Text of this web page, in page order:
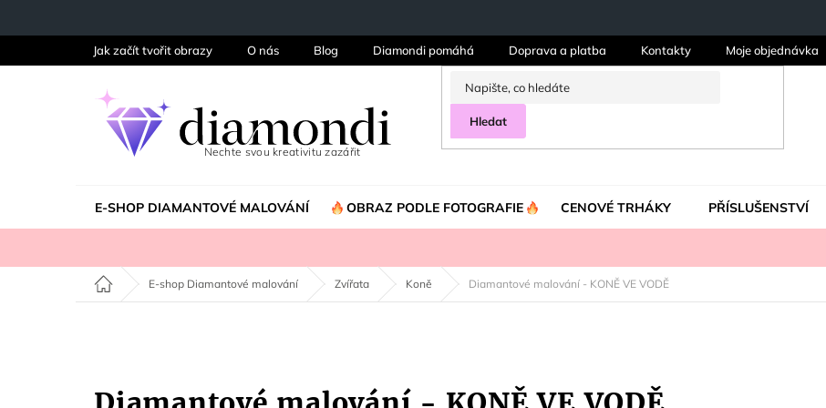
Jak začít tvořit obrazy O nás Blog Diamondi pomáhá Doprava a platba Kontakty Moje objednávka
Hledat
E-SHOP DIAMANTOVÉ MALOVÁNÍ OBRAZ PODLE FOTOGRAFIE CENOVÉ TRHÁKY PŘÍSLUŠENSTVÍ
Domů E-shop Diamantové malování Zvířata Koně Diamantové malování - KONĚ VE VODĚ